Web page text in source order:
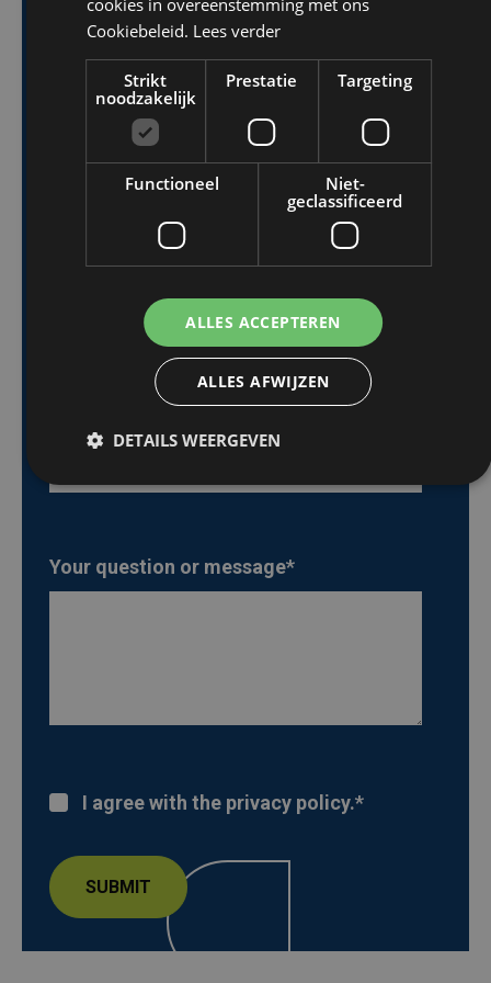
First Name*
Your question or message*
I agree with the privacy policy.*
Cookiebeleid. Lees verder
Strikt
noodzakelijk
Prestatie Targeting
Functioneel
Niet-
geclassificeerd
ALLES ACCEPTEREN
ALLES AFWIJZEN
DETAILS WEERGEVEN